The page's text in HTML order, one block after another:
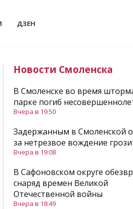
ДЗЕН
Новости Смоленска
В Смоленске во время
парке погиб
Вчера в 19:50
Задержанным в Смоленской
за нетрезвое вождение
Вчера в 19:08
В Сафоновском округе
снаряд времен Великой
Отечественной войны
Вчера в 18:49